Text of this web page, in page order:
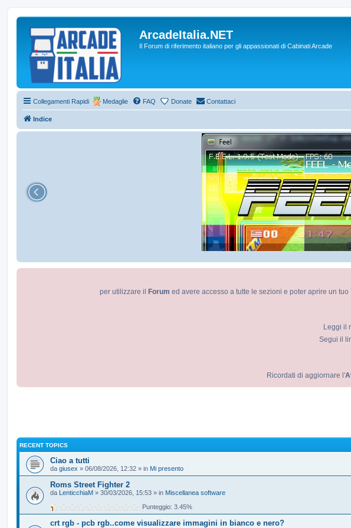
ArcadeItalia.NET
Il Forum di riferimento italiano per gli appassionati di Cabinati Arcade
Collegamenti Rapidi Medaglie FAQ Donate Contattaci
Indice
per utilizzare il
Forum ed avere accesso a tutte le sezioni e poter aprire un
Leggi il
Segui il
Ricordati di aggiornare l'
RECENT TOPICS
Ciao a tutti
da giusex » 06/08/2026, 12:32 » in Mi presento
Roms Street Fighter 2
da LenticchiaM » 30/03/2026, 15:53 » in Miscellanea software
Punteggio: 3.45%
crt rgb - pcb rgb..come visualizzare immagini in bianco e nero?